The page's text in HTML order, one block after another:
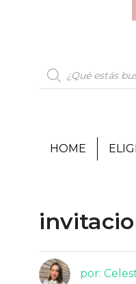
HOME
por: